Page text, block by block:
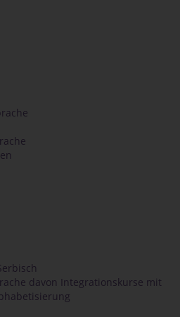
davon Integrationskurse mit